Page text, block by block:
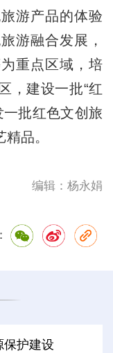
游产品的体验
游融合发展，
重点区域，培
，建设一批“红
批红色文创旅
品。
编辑：杨永娟
保护建设